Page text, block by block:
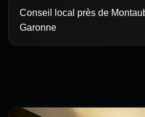
Conseil local près de
Garonne